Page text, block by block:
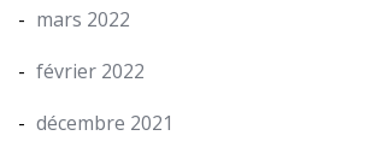
mars 2022
février 2022
décembre 2021